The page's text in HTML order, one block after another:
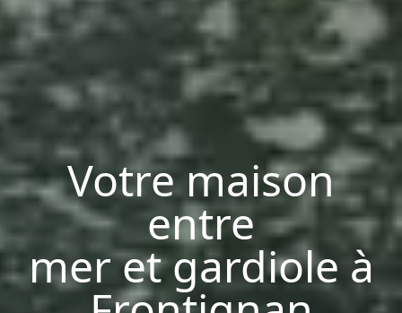
Votre maison
entre
mer et gardiole à